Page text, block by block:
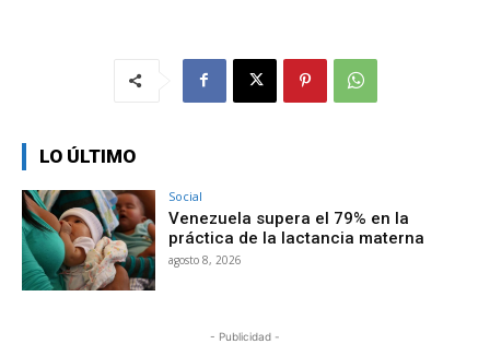
LO ÚLTIMO
Social
Venezuela supera el 79% en la
práctica de la lactancia materna
agosto 8, 2026
- Publicidad -